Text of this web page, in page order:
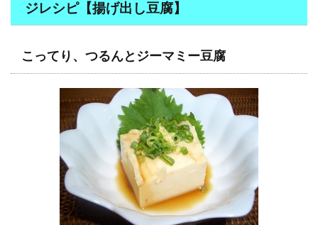
ジレシピ【揚げ出し豆腐】
こってり、つるんとジーマミー豆腐